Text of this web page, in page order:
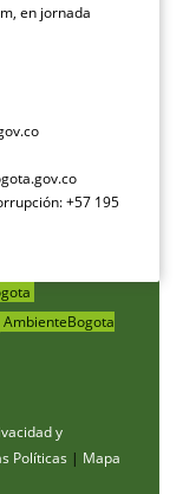
en jornada
+57 195
AmbienteBogota
y
Políticas | Mapa